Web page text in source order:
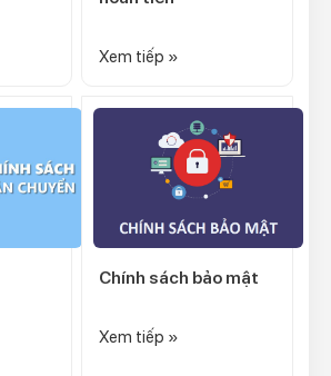
Xem tiếp »
Chính sách bảo mật
Xem tiếp »